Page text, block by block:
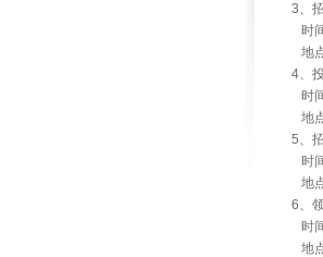
3、
时
地
4、
时
地
5、
时
地
6、
时
地